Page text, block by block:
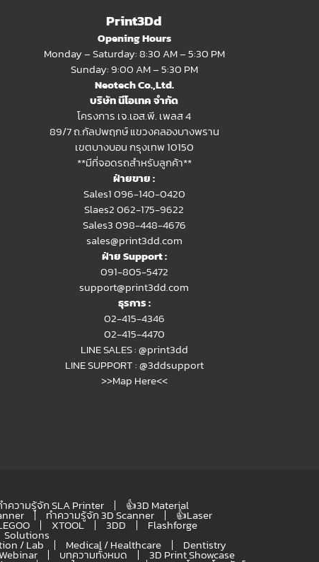
Print3Dd
Opening Hours
Monday – Saturday: 8:30 AM – 5:30 PM
Sunday: 9:00 AM – 5:30 PM
Neotech Co.,Ltd.
บริษัท นีโอเทค จำกัด
โครงการ เจ.เอส.พี. เพลส 4
89/7 ถ.กัลปพฤกษ์ แขวงคลองบางพราน
เขตบางบอน กรุงเทพ 10150
**มีที่จอดรถสำหรับลูกค้า**
ฝ่ายขาย :
Sales1 096-140-0420
Slaes2062-175-9622
Sales3 098-448-4676
sales@print3dd.com
ฝ่าย Support :
091-805-5472
support@print3dd.com
ธุรการ :
02-415-4346
02-415-4470
LINE SALES :@print3dd
LINE SUPPORT :@3ddsupport
>>Map Here<<
ำความรู้จัก SLA Printer 👍3D Material
ทำความรู้จัก 3D Scanner 👍Laser
XTOOL 3DD Flashforge
Solutions
/ Lab Medical / Healthcare Dentistry
บทความทั้งหมด 3D Print Showcase